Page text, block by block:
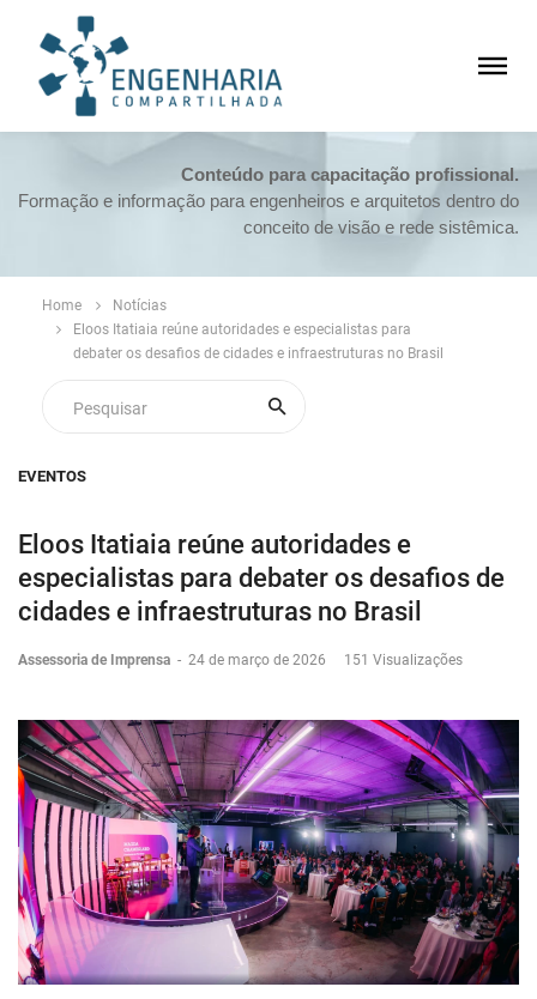
Conteúdo para capacitação profissional.
Formação e informação para engenheiros e arquitetos dentro do
conceito de visão e rede sistêmica.
Home
Notícias
Eloos Itatiaia reúne autoridades e especialistas para
debater os desafios de cidades e infraestruturas no Brasil
EVENTOS
Eloos Itatiaia reúne autoridades e
especialistas para debater os desafios de
cidades e infraestruturas no Brasil
Assessoria de Imprensa - 24 de março de 2026 151 Visualizações